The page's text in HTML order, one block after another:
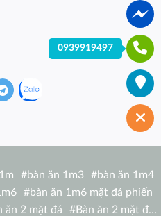
#bàn ăn 1m3 #bàn ăn 1m4
#bàn ăn 1m6 mặt đá phiến
ăn 2 mặt đá #Bàn ăn 2 mặt đá
0939919497